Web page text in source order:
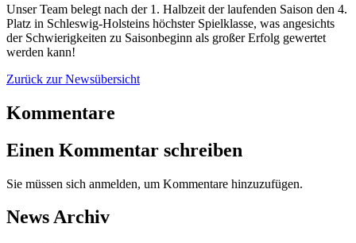
Unser Team belegt nach der 1. Halbzeit der laufenden Saison den 4.
Platz in Schleswig-Holsteins höchster Spielklasse, was angesichts
der Schwierigkeiten zu Saisonbeginn als großer Erfolg gewertet
werden kann!
Zurück zur Newsübersicht
Kommentare
Einen Kommentar schreiben
Sie müssen sich anmelden, um Kommentare hinzuzufügen.
News Archiv